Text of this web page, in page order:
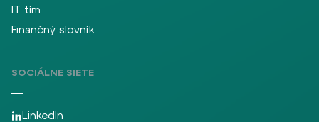
IT tím
Finančný slovník
SOCIÁLNE SIETE
LinkedIn